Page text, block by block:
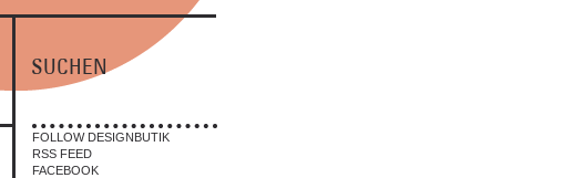
SUCHEN
FOLLOW DESIGNBUTIK
RSS FEED
FACEBOOK